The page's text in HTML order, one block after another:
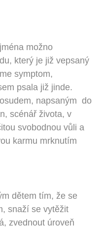
možno
který je již vepsaný
symptom,
psala již jinde.
napsaným do
scénář života, v
svobodnou vůli a
karmu mrknutím
dětem tím, že se
snaží se vytěžit
zvednout úroveň